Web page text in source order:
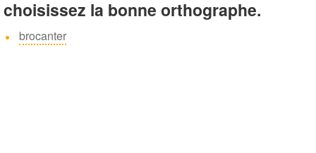
choisissez la bonne orthographe.
brocanter